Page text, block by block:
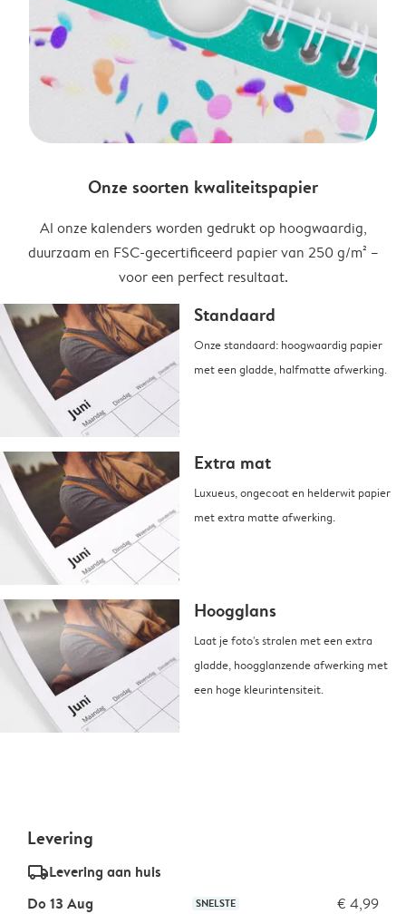
Onze soorten kwaliteitspapier
Al onze kalenders worden gedrukt op hoogwaardig,
duurzaam en FSC-gecertificeerd papier van 250 g/m² –
voor een perfect resultaat.
Standaard
Onze standaard: hoogwaardig papier
met een gladde, halfmatte afwerking.
Extra mat
Luxueus, ongecoat en helderwit papier
met extra matte afwerking.
Hoogglans
Laat je foto's stralen met een extra
gladde, hoogglanzende afwerking met
een hoge kleurintensiteit.
Levering
delivery_standard_v2Levering aan huis
Do 13 Aug
SNELSTE € 4,99